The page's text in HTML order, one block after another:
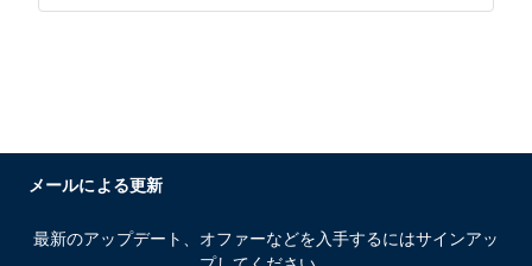
メールによる更新
最新のアップデート、オファーなどを入手するにはサインアッ